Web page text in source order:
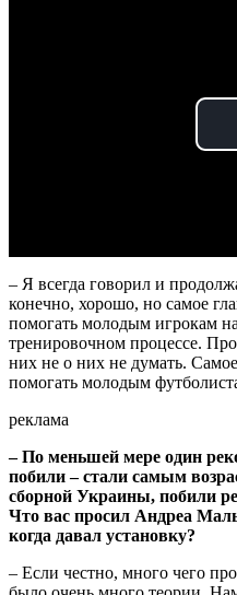
– Я всегда говорил и
конечно, хорошо, но самое
помогать молодым игрокам
тренировочном процессе.
них не о них не думать. Самое
помогать молодым
реклама
– По меньшей мере один
побили – стали самым
сборной Украины, побили
Что вас просил Андреа
когда давал установку?
– Если честно, много чего